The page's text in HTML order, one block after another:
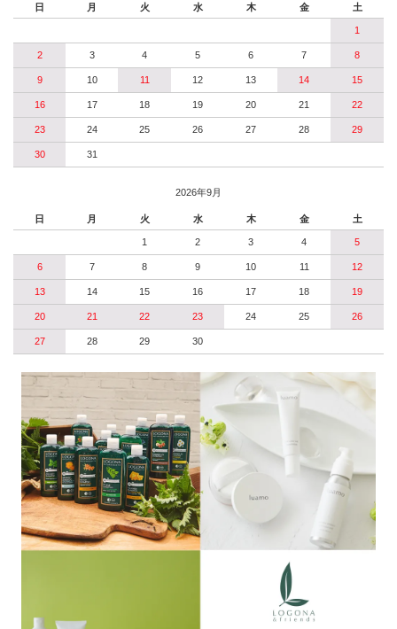
日 月 火 水 木 金 土
1
2 3 4 5 6 7 8
9 10 11 12 13 14 15
16 17 18 19 20 21 22
23 24 25 26 27 28 29
30 31
2026年9月
日 月 火 水 木 金 土
1 2 3 4 5
6 7 8 9 10 11 12
13 14 15 16 17 18 19
20 21 22 23 24 25 26
27 28 29 30